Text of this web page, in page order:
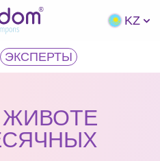
KZ
ЭКCПЕРТЫ
ЖИВОТЕ